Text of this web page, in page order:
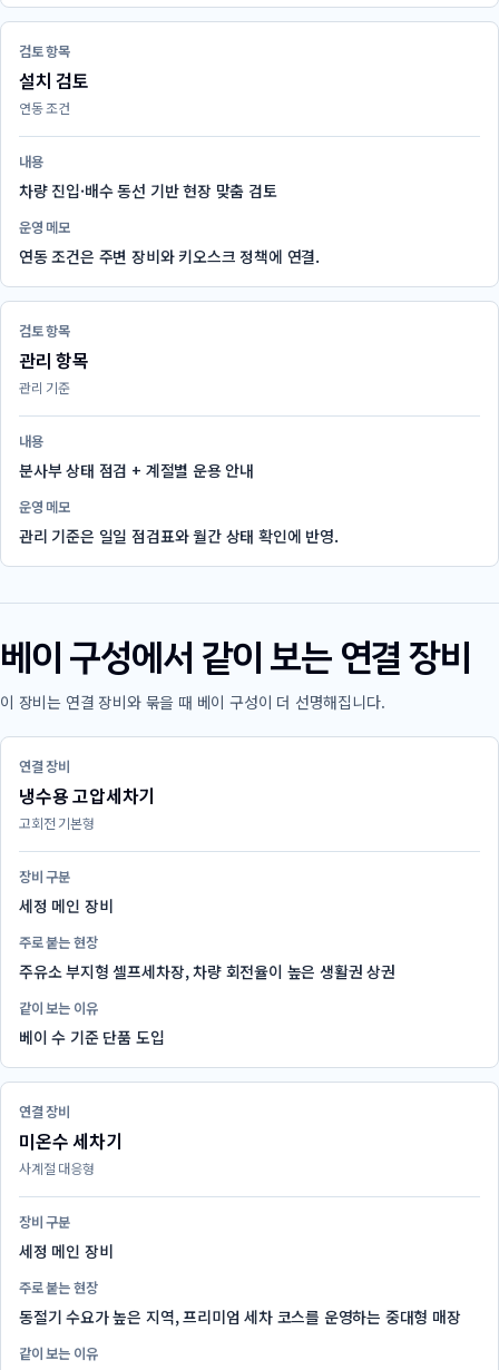
검토 항목
설치 검토
연동 조건
내용
차량 진입·배수 동선 기반 현장 맞춤 검토
운영 메모
연동 조건은 주변 장비와 키오스크 정책에 연결.
검토 항목
관리 항목
관리 기준
내용
분사부 상태 점검 + 계절별 운용 안내
운영 메모
관리 기준은 일일 점검표와 월간 상태 확인에 반영.
베이 구성에서 같이 보는 연결 장비
이 장비는 연결 장비와 묶을 때 베이 구성이 더 선명해집니다.
연결 장비
냉수용 고압세차기
고회전 기본형
장비 구분
세정 메인 장비
주로 붙는 현장
주유소 부지형 셀프세차장, 차량 회전율이 높은 생활권 상권
같이 보는 이유
베이 수 기준 단품 도입
연결 장비
미온수 세차기
사계절 대응형
장비 구분
세정 메인 장비
주로 붙는 현장
동절기 수요가 높은 지역, 프리미엄 세차 코스를 운영하는 중대형 매장
같이 보는 이유